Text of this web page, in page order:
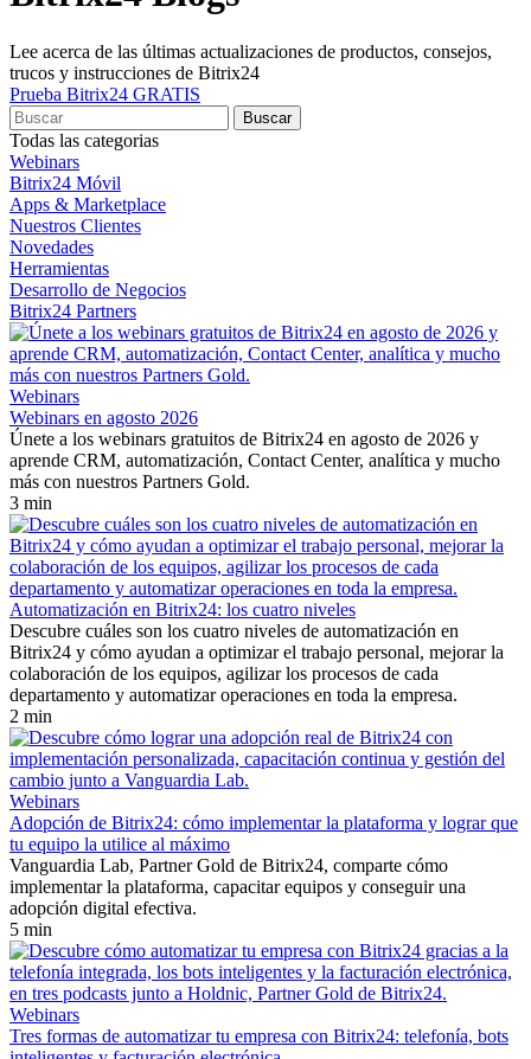
Lee acerca de las últimas actualizaciones de productos, consejos,
trucos y instrucciones de Bitrix24
Prueba Bitrix24 GRATIS
Todas las categorias
Webinars
Bitrix24 Móvil
Apps & Marketplace
Nuestros Clientes
Novedades
Herramientas
Desarrollo de Negocios
Bitrix24 Partners
Webinars
Webinars en agosto 2026
Únete a los webinars gratuitos de Bitrix24 en agosto de 2026 y
aprende CRM, automatización, Contact Center, analítica y mucho
más con nuestros Partners Gold.
3 min
Automatización en Bitrix24: los cuatro niveles
Descubre cuáles son los cuatro niveles de automatización en
Bitrix24 y cómo ayudan a optimizar el trabajo personal, mejorar la
colaboración de los equipos, agilizar los procesos de cada
departamento y automatizar operaciones en toda la empresa.
2 min
Webinars
Adopción de Bitrix24: cómo implementar la plataforma y lograr que
tu equipo la utilice al máximo
Vanguardia Lab, Partner Gold de Bitrix24, comparte cómo
implementar la plataforma, capacitar equipos y conseguir una
adopción digital efectiva.
5 min
Webinars
Tres formas de automatizar tu empresa con Bitrix24: telefonía, bots